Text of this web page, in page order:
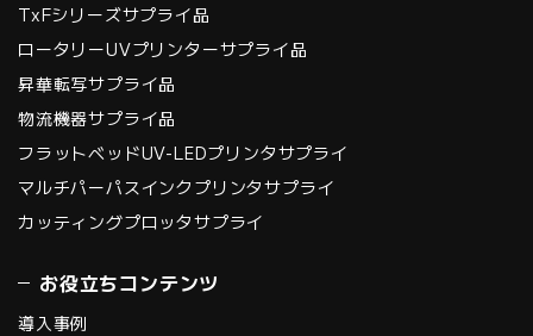
TxFシリーズサプライ品
ロータリーUVプリンターサプライ品
昇華転写サプライ品
物流機器サプライ品
フラットベッドUV-LEDプリンタサプライ
マルチパーパスインクプリンタサプライ
カッティングプロッタサプライ
お役立ちコンテンツ
導入事例